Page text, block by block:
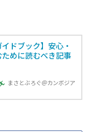
イドブック】安心・
めに読むべき記事
まさとぶろぐ＠カンボジア